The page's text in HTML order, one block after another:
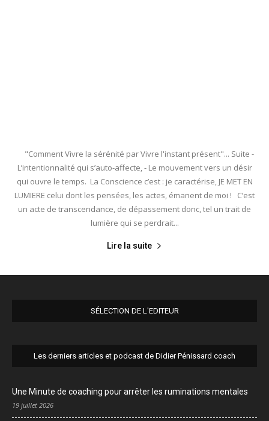
"Comment Vivre la sérénité par Vivre l'instant présent"... Suite -
L’intentionnalité qui s’auto-affecte, - Le mouvement vers un désir
qui ouvre le temps. La Conscience c’est : je caractérise, JE MET EN
LUMIERE celui dont les pensées, les actes, émanent de moi ! C’est
un acte de transcendance, de dépassement donc, tel un trait de
lumière qui se perdrait...
Lire la suite
SÉLECTION DE L'EDITEUR
Les derniers articles et podcast de Didier Pénissard coach
Une Minute de coaching pour arrêter les ruminations mentales
19 juillet 2026